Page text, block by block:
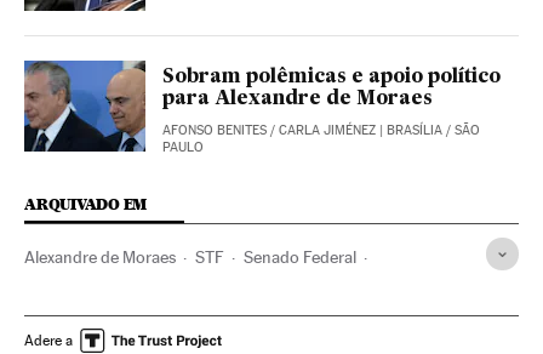
Sobram polêmicas e apoio político
para Alexandre de Moraes
AFONSO BENITES / CARLA JIMÉNEZ | BRASÍLIA / SÃO
PAULO
ARQUIVADO EM
Alexandre de Moraes STF Senado Federal
Presidente Brasil Congresso Nacional
Adere a